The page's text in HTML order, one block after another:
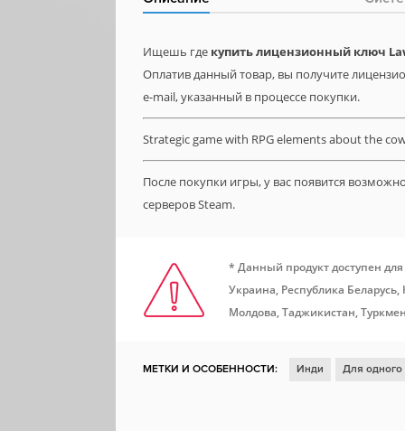
Ищешь где купить лицензионный ключ
Оплатив данный товар, вы получите
e-mail, указанный в процессе покупки.
Strategic game with RPG elements about the
После покупки игры, у вас появится
серверов Steam.
* Данный продукт доступен
Украина, Республика
Молдова, Таджикистан,
МЕТКИ И ОСОБЕННОСТИ: Инди Для одного